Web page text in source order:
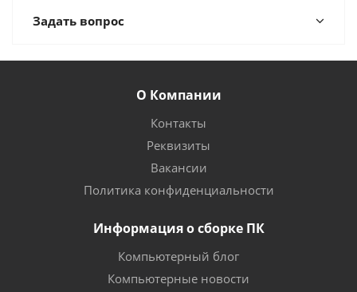
Задать вопрос
О Компании
Контакты
Реквизиты
Вакансии
Политика конфиденциальности
Информация о сборке ПК
Компьютерный блог
Компьютерные новости